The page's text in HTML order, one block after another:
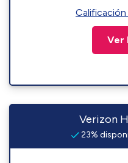
Ver
Verizon
23%